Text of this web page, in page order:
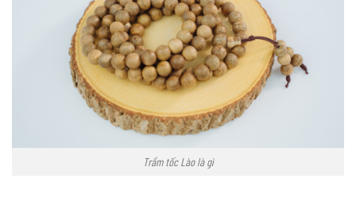
Trầm tốc Lào là gì